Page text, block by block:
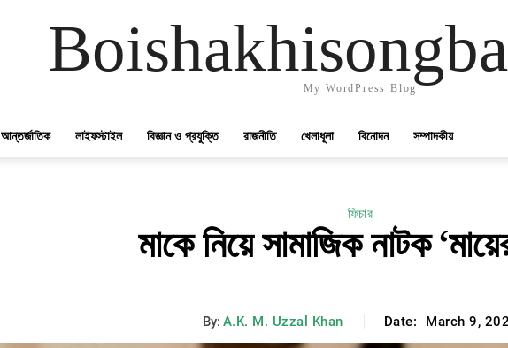
My WordPress Blog
আন্তর্জাতিক লাইফস্টাইল বিজ্ঞান ও প্রযুক্তি রাজনীতি খেলাধূলা বিনোদন সম্পাদকীয়
ফিচার
মাকে নিয়ে সামাজিক নাটক
By: A.K. M. Uzzal Khan Date: March 9,